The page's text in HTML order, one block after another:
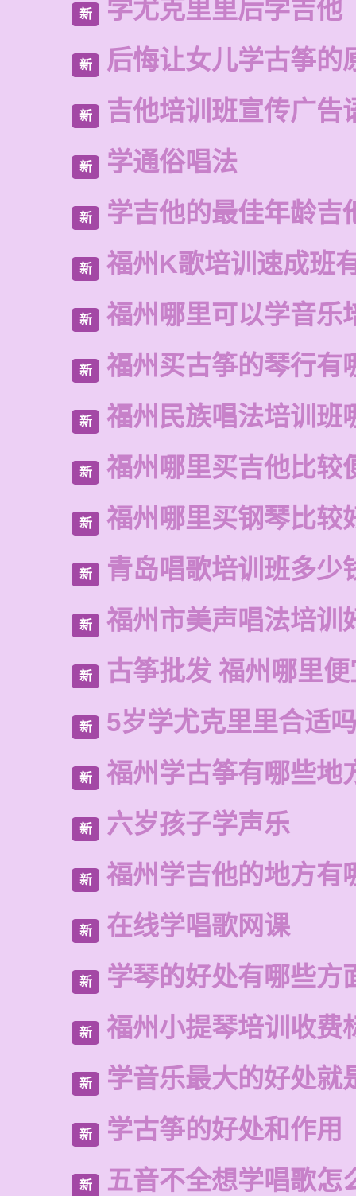
新 学尤克里里后学吉他
新 后悔让女儿学古筝的
新 吉他培训班宣传广告
新 学通俗唱法
新 学吉他的最佳年龄吉
新 福州K歌培训速成班
新 福州哪里可以学音乐
新 福州买古筝的琴行有
新 福州民族唱法培训班
新 福州哪里买吉他比较
新 福州哪里买钢琴比较
新 青岛唱歌培训班多少
新 福州市美声唱法培训
新 古筝批发 福州哪里
新 5岁学尤克里里合适吗
新 福州学古筝有哪些地
新 六岁孩子学声乐
新 福州学吉他的地方有
新 在线学唱歌网课
新 学琴的好处有哪些方
新 福州小提琴培训收费
新 学音乐最大的好处就
新 学古筝的好处和作用
新 五音不全想学唱歌怎